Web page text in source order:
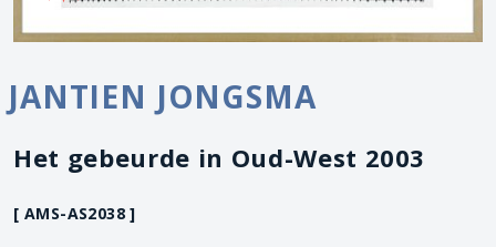
JANTIEN JONGSMA
Het gebeurde in Oud-West 2003
[ AMS-AS2038 ]